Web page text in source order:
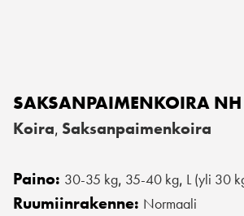
SAKSANPAIMENKOIRA NH
Koira, Saksanpaimenkoira
Paino: 30-35 kg, 35-40 kg, L (yli 30
Ruumiinrakenne: Normaali